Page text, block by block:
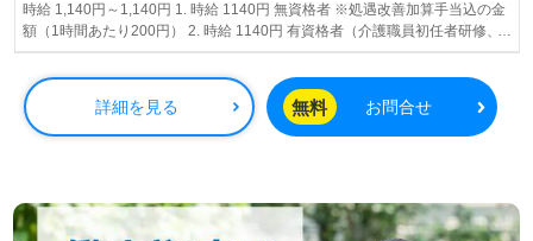
時給 1,140円～1,140円 1. 時給 1140円 無資格者 ※処遇改善加算手当込の金
額（1時間あたり200円） 2. 時給 1140円 有資格者（介護職員初任者研修、
ヘルパー2級以上） ※処遇改善加算手当込の金額（1時間あたり200円）
詳細を見る 無料 お問合せ